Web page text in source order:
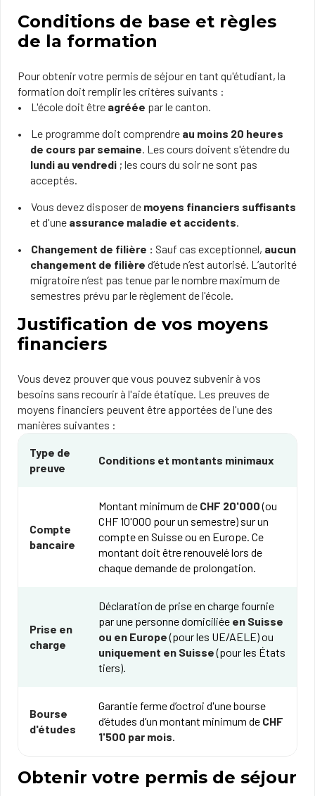
Conditions de base et règles
de la formation
Pour obtenir votre permis de séjour en tant qu'étudiant, la
formation doit remplir les critères suivants :
L'école doit être agréée par le canton.
Le programme doit comprendre au moins 20 heures
de cours par semaine. Les cours doivent s'étendre du
lundi au vendredi; les cours du soir ne sont pas
acceptés.
Vous devez disposer de moyens financiers suffisants
et d'une assurance maladie et accidents.
Changement de filière : Sauf cas exceptionnel, aucun
changement de filière d’étude n’est autorisé. L’autorité
migratoire n’est pas tenue par le nombre maximum de
semestres prévu par le règlement de l'école.
Justification de vos moyens
financiers
Vous devez prouver que vous pouvez subvenir à vos
besoins sans recourir à l'aide étatique. Les preuves de
moyens financiers peuvent être apportées de l'une des
manières suivantes :
Type de
preuve
Conditions et montants minimaux
Compte
bancaire
Montant minimum de CHF 20'000(ou
CHF 10'000 pour un semestre) sur un
compte en Suisse ou en Europe. Ce
montant doit être renouvelé lors de
chaque demande de prolongation.
Prise en
charge
Déclaration de prise en charge fournie
par une personne domiciliée en Suisse
ou en Europe(pour les UE/AELE) ou
uniquement en Suisse(pour les États
tiers).
Bourse
d'études
Garantie ferme d’octroi d'une bourse
d’études d’un montant minimum de CHF
1'500 par mois.
Obtenir votre permis de séjour